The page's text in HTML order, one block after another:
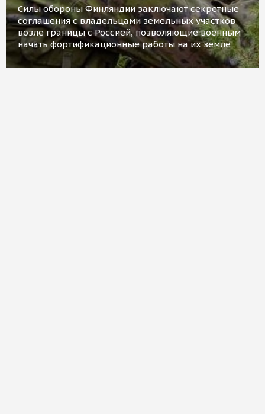
Силы обороны Финляндии заключают секретные
соглашения с владельцами земельных участков
возле границы с Россией, позволяющие военным
начать фортификационные работы на их земле